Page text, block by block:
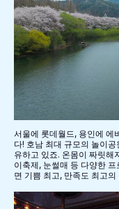
서울에 롯데월드, 용인에 에
다! 호남 최대 규모의 놀이공
유하고 있죠. 온몸이 짜릿해
이축제, 눈썰매 등 다양한
면 기쁨 최고, 만족도 최고의